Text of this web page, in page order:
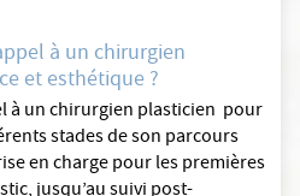
à un chirurgien
et esthétique ?
à un chirurgien plasticien pour
stades de son parcours
en charge pour les premières